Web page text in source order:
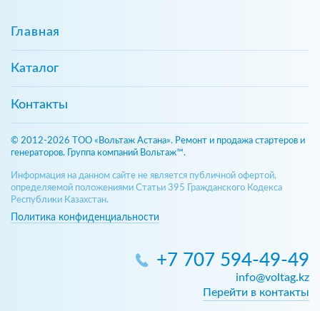
Главная
Каталог
Контакты
© 2012-2026 ТОО «Вольтаж Астана». Ремонт и продажа стартеров и
генераторов. Группа компаний Вольтаж™.
Информация на данном сайте не является публичной офертой,
определяемой положениями Статьи 395 Гражданского Кодекса
Республики Казахстан.
Политика конфиденциальности
+7 707 594-49-49
info@voltag.kz
Перейти в контакты